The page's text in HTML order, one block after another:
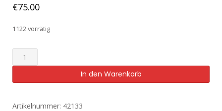
€75.00
1122 vorrätig
In den Warenkorb
Artikelnummer: 42133